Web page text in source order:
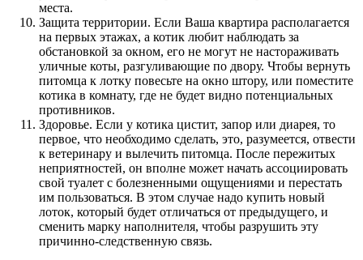
места.
Защита территории. Если Ваша квартира располагается
на первых этажах, а котик любит наблюдать за
обстановкой за окном, его не могут не настораживать
уличные коты, разгуливающие по двору. Чтобы вернуть
питомца к лотку повесьте на окно штору, или поместите
котика в комнату, где не будет видно потенциальных
противников.
Здоровье. Если у котика цистит, запор или диарея, то
первое, что необходимо сделать, это, разумеется, отвести
к ветеринару и вылечить питомца. После пережитых
неприятностей, он вполне может начать ассоциировать
свой туалет с болезненными ощущениями и перестать
им пользоваться. В этом случае надо купить новый
лоток, который будет отличаться от предыдущего, и
сменить марку наполнителя, чтобы разрушить эту
причинно-следственную связь.